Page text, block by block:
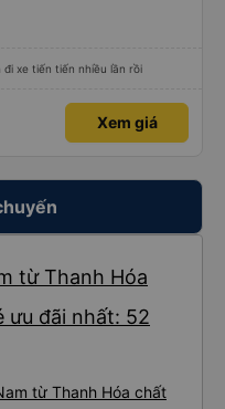
xe tiến tiến nhiều lần rồi
Xem giá
từ Thanh Hóa
ưu đãi nhất: 52
từ Thanh Hóa chất